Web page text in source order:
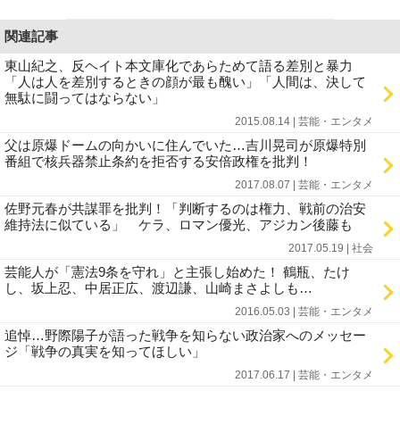
関連記事
東山紀之、反ヘイト本文庫化であらためて語る差別と暴力
「人は人を差別するときの顔が最も醜い」「人間は、決して
無駄に闘ってはならない」
2015.08.14 | 芸能・エンタメ
父は原爆ドームの向かいに住んでいた…吉川晃司が原爆特別
番組で核兵器禁止条約を拒否する安倍政権を批判！
2017.08.07 | 芸能・エンタメ
佐野元春が共謀罪を批判！「判断するのは権力、戦前の治安
維持法に似ている」 ケラ、ロマン優光、アジカン後藤も
2017.05.19 | 社会
芸能人が「憲法9条を守れ」と主張し始めた！ 鶴瓶、たけ
し、坂上忍、中居正広、渡辺謙、山崎まさよしも…
2016.05.03 | 芸能・エンタメ
追悼…野際陽子が語った戦争を知らない政治家へのメッセー
ジ「戦争の真実を知ってほしい」
2017.06.17 | 芸能・エンタメ